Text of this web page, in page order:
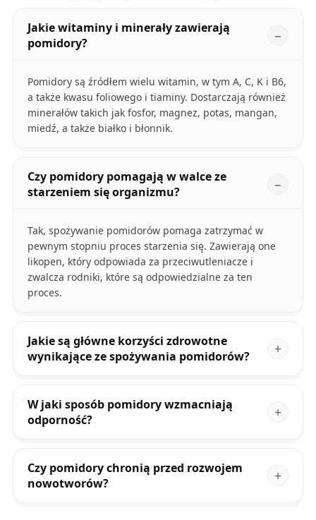
Jakie witaminy i minerały zawierają
pomidory?
Pomidory są źródłem wielu witamin, w tym A, C, K i B6,
a także kwasu foliowego i tiaminy. Dostarczają również
minerałów takich jak fosfor, magnez, potas, mangan,
miedź, a także białko i błonnik.
Czy pomidory pomagają w walce ze
starzeniem się organizmu?
Tak, spożywanie pomidorów pomaga zatrzymać w
pewnym stopniu proces starzenia się. Zawierają one
likopen, który odpowiada za przeciwutleniacze i
zwalcza rodniki, które są odpowiedzialne za ten
proces.
Jakie są główne korzyści zdrowotne
wynikające ze spożywania pomidorów?
W jaki sposób pomidory wzmacniają
odporność?
Czy pomidory chronią przed rozwojem
nowotworów?